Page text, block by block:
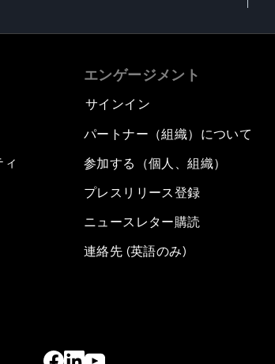
エンゲージメント
サインイン
パートナー（組織）について
参加する（個人、組織）
プレスリリース登録
ニュースレター購読
連絡先 (英語のみ)